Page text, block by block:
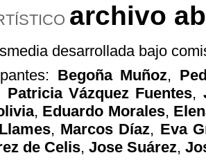
archivo
desarrollada bajo
Begoña Muñoz,
Patricia Vázquez Fuentes,
, Eduardo Morales,
, Marcos Díaz, Eva
de Celis, Jose Suárez,